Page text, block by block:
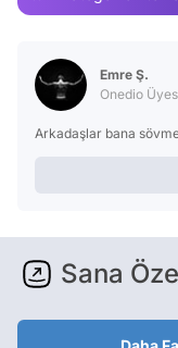
Emre Ş.
Onedio
Arkadaşlar bana
Sana